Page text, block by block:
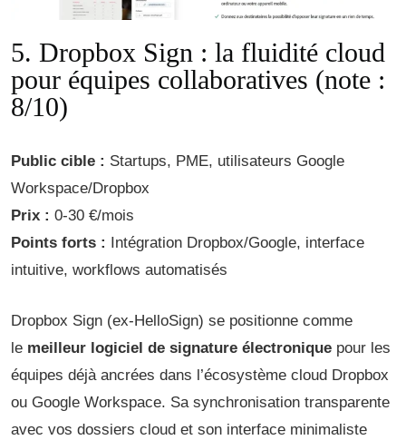
5. Dropbox Sign : la fluidité cloud
pour équipes collaboratives (note :
8/10)
Public cible : Startups, PME, utilisateurs Google
Workspace/Dropbox
Prix : 0-30 €/mois
Points forts :
Intégration Dropbox/Google, interface
intuitive, workflows automatisés
Dropbox Sign (ex-HelloSign) se positionne comme
le meilleur logiciel de signature électronique pour les
équipes déjà ancrées dans l’écosystème cloud Dropbox
ou Google Workspace. Sa synchronisation transparente
avec vos dossiers cloud et son interface minimaliste